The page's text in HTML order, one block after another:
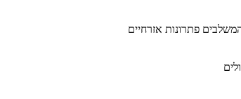
פתרונות אזרחיים